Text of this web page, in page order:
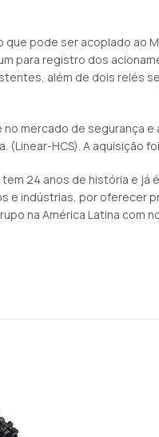
que pode ser acoplado
para registro dos
além de dois relés
mercado de segurança
(Linear-HCS). A aquisição
tem 24 anos de história e
e indústrias, por oferecer
na América Latina